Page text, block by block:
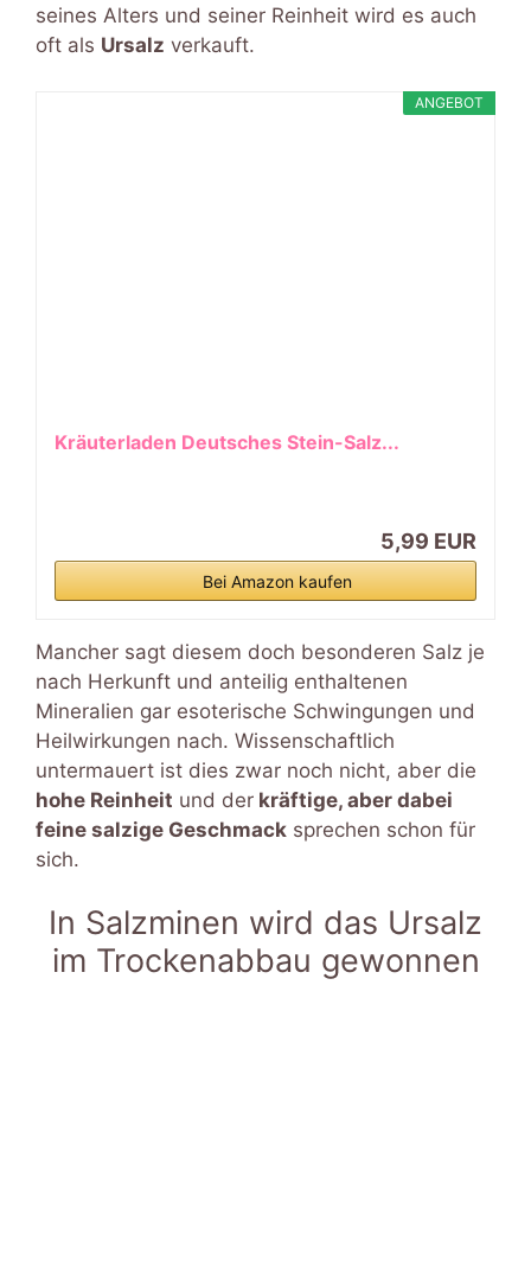
seines Alters und seiner Reinheit wird es auch
oft als Ursalz verkauft.
ANGEBOT
Kräuterladen Deutsches Stein-Salz...
5,99 EUR
Bei Amazon kaufen
Mancher sagt diesem doch besonderen Salz je
nach Herkunft und anteilig enthaltenen
Mineralien gar esoterische Schwingungen und
Heilwirkungen nach. Wissenschaftlich
untermauert ist dies zwar noch nicht, aber die
hohe Reinheit und der kräftige, aber dabei
feine salzige Geschmack sprechen schon für
sich.
In Salzminen wird das Ursalz
im Trockenabbau gewonnen